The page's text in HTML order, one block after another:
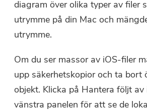
diagram över olika typer av filer
utrymme på din Mac och
utrymme.
Om du ser massor av iOS-filer
upp säkerhetskopior och ta bort
objekt. Klicka på Hantera följt av
vänstra panelen för att se de